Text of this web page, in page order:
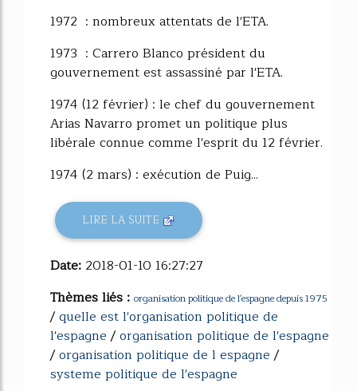
1972 : nombreux attentats de l'ETA.
1973 : Carrero Blanco président du
gouvernement est assassiné par l'ETA.
1974 (12 février) : le chef du gouvernement
Arias Navarro promet un politique plus
libérale connue comme l'esprit du 12 février.
1974 (2 mars) : exécution de Puig...
LIRE LA SUITE
Date: 2018-01-10 16:27:27
Thèmes liés : organisation politique de l'espagne depuis 1975
/quelle est l'organisation politique de
l'espagne/organisation politique de l'espagne
/organisation politique de l espagne/
systeme politique de l'espagne